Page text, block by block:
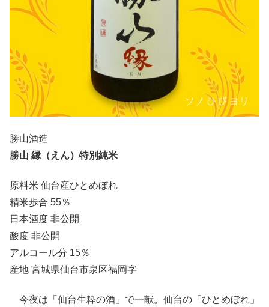
勝山酒造
勝山 縁（えん）特別純米
原料米 仙台産ひとめぼれ
精米歩合 55％
日本酒度 非公開
酸度 非公開
アルコール分 15％
産地 宮城県仙台市泉区福岡字
今夜は「仙台生粋の酒」で一献。仙台の「ひとめぼれ」